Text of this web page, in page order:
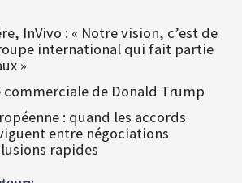
InVivo : « Notre vision, c’est de
international qui fait partie
»
de Donald Trump
: quand les accords
entre négociations
rapides